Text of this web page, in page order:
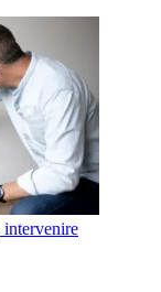
intervenire